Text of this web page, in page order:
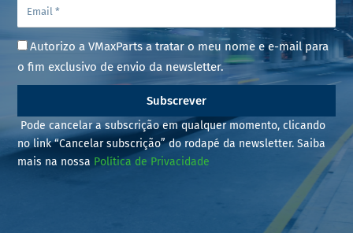
Autorizo a VMaxParts a tratar o meu nome e e-mail para
o fim exclusivo de envio da newsletter.
Subscrever
Pode cancelar a subscrição em qualquer momento, clicando
no link “Cancelar subscrição” do rodapé da newsletter. Saiba
mais na nossa Política de Privacidade